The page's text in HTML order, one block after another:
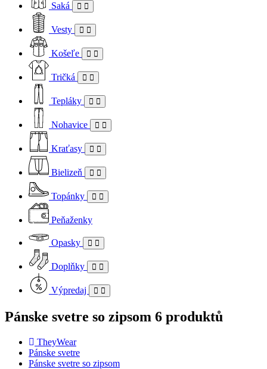
Saká
Vesty
Košeľe
Tričká
Tepláky
Nohavice
Kraťasy
Bielizeň
Topánky
Peňaženky
Opasky
Doplňky
Výpredaj
Pánske svetre so zipsom 6 produktů
TheyWear
Pánske svetre
Pánske svetre so zipsom